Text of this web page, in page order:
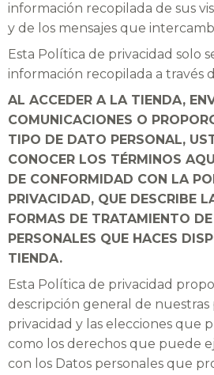
información recopilada de sus
y de los mensajes que
Esta Política de privacidad solo
información recopilada a través
AL ACCEDER A LA TIENDA,
COMUNICACIONES O
TIPO DE DATO PERSONAL,
CONOCER LOS TÉRMINOS
DE CONFORMIDAD CON LA
PRIVACIDAD, QUE DESCRIBE
FORMAS DE TRATAMIENTO
PERSONALES QUE HACES
TIENDA.
Esta Política de privacidad
descripción general de nuestras
privacidad y las elecciones que
como los derechos que puede
con los Datos personales que